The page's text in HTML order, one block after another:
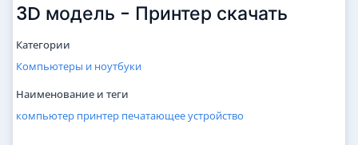
3D модель - Принтер скачать
Категории
Компьютеры и ноутбуки
Наименование и теги
компьютер принтер печатающееустройство